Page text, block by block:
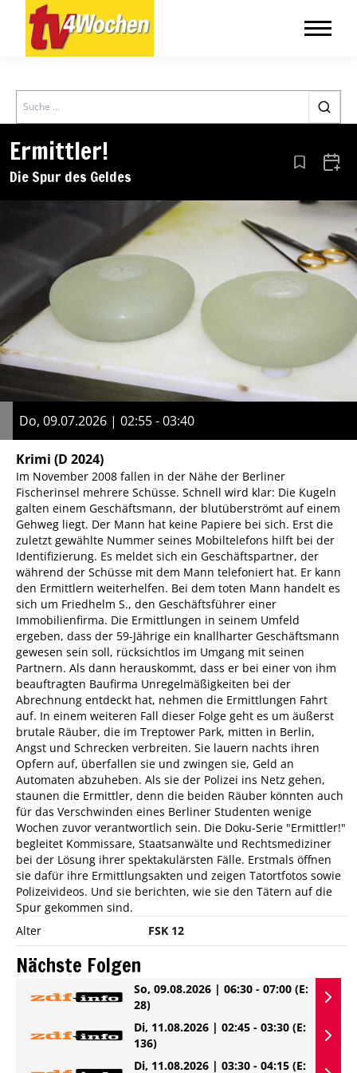
Search
Ermittler!
Die Spur des Geldes Aus den
Do, 09.07.2026 | 02:55 - 03:40
Krimi (D 2024)
Im November 2008 fallen in der Nähe der Berliner
Fischerinsel mehrere Schüsse. Schnell wird klar: Die Kugeln
galten einem Geschäftsmann, der blutüberströmt auf einem
Gehweg liegt. Der Mann hat keine Papiere bei sich. Erst die
zuletzt gewählte Nummer seines Mobiltelefons hilft bei der
Identifizierung. Es meldet sich ein Geschäftspartner, der
während der Schüsse mit dem Mann telefoniert hat. Er kann
den Ermittlern weiterhelfen. Bei dem toten Mann handelt es
sich um Friedhelm S., den Geschäftsführer einer
Immobilienfirma. Die Ermittlungen in seinem Umfeld
ergeben, dass der 59-Jährige ein knallharter Geschäftsmann
gewesen sein soll, rücksichtlos im Umgang mit seinen
Partnern. Als dann herauskommt, dass er bei einer von ihm
beauftragten Baufirma Unregelmäßigkeiten bei der
Abrechnung entdeckt hat, nehmen die Ermittlungen Fahrt
auf. In einem weiteren Fall dieser Folge geht es um äußerst
brutale Räuber, die im Treptower Park, mitten in Berlin,
Angst und Schrecken verbreiten. Sie lauern nachts ihren
Opfern auf, überfallen sie und zwingen sie, Geld an
Automaten abzuheben. Als sie der Polizei ins Netz gehen,
staunen die Ermittler, denn die beiden Räuber könnten auch
für das Verschwinden eines Berliner Studenten wenige
Wochen zuvor verantwortlich sein. Die Doku-Serie "Ermittler!"
begleitet Kommissare, Staatsanwälte und Rechtsmediziner
bei der Lösung ihrer spektakulärsten Fälle. Erstmals öffnen
sie dafür ihre Ermittlungsakten und zeigen Tatortfotos sowie
Polizeivideos. Und sie berichten, wie sie den Tätern auf die
Spur gekommen sind.
Alter
FSK 12
Nächste Folgen
So, 09.08.2026 | 06:30 - 07:00 (E:
28)
Di, 11.08.2026 | 02:45 - 03:30 (E:
136)
Di, 11.08.2026 | 03:30 - 04:15 (E: